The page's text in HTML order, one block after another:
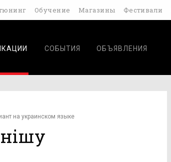
Обучение Магазины Фестивали
СОБЫТИЯ ОБЪЯВЛЕНИЯ
на украинском языке